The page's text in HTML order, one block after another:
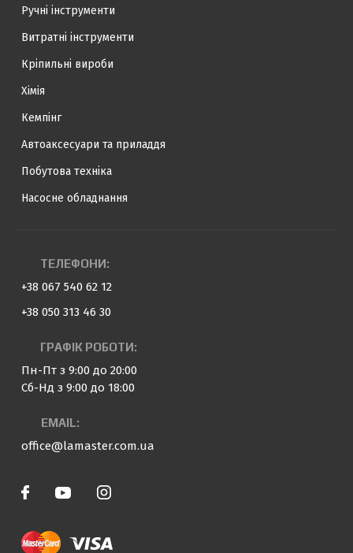
Ручні інструменти
Витратні інструменти
Кріпильні вироби
Хімія
Кемпінг
Автоаксесуари та приладдя
Побутова техніка
Насосне обладнання
ТЕЛЕФОНИ:
+38 067 540 62 12
+38 050 313 46 30
ГРАФІК РОБОТИ:
Пн-Пт з 9:00 до 20:00
Сб-Нд з 9:00 до 18:00
EMAIL:
office@lamaster.com.ua